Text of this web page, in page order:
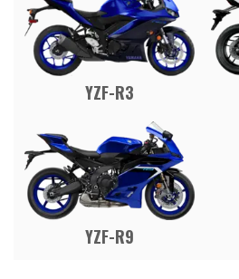
YZF-R3
YZF-R9